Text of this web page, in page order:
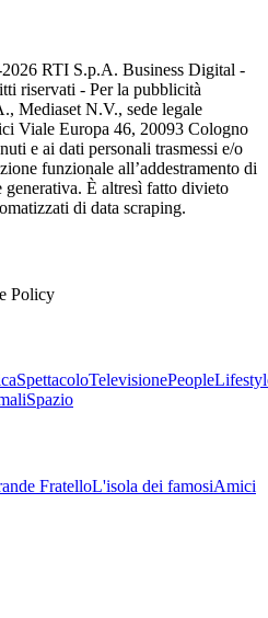
2026 RTI S.p.A. Business Digital -
riservati - Per la pubblicità
Mediaset N.V., sede legale
Viale Europa 46, 20093 Cologno
e ai dati personali trasmessi e/o
funzionale all’addestramento di
È altresì fatto divieto
di data scraping.
Policy
SpettacoloTelevisionePeople
Spazio
FratelloL'isola dei famosiAmici